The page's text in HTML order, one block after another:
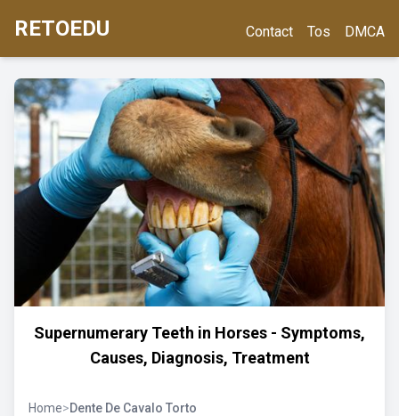
RETOEDU Contact Tos DMCA
Supernumerary Teeth in Horses - Symptoms,
Causes, Diagnosis, Treatment
Home>Dente De Cavalo Torto